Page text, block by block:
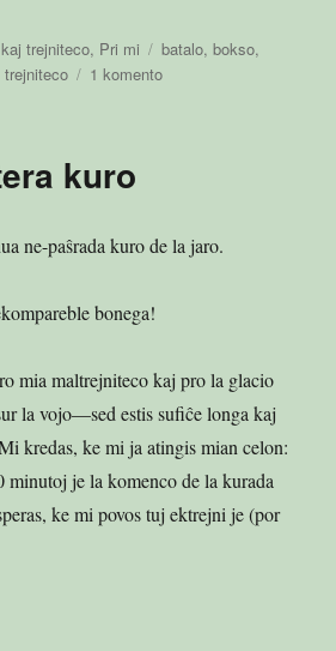
trejniteco, Pri mi Etikedoj
batalo,bokso,
trejniteco 1 komentopri
kuro
ne-paŝrada kuro de la jaro.
bonega!
mia maltrejniteco kaj pro la glacio
la vojo—sed estis sufiĉe longa kaj
kredas, ke mi ja atingis mian celon:
minutoj je la komenco de la kurada
ke mi povos tuj ektrejni je (por